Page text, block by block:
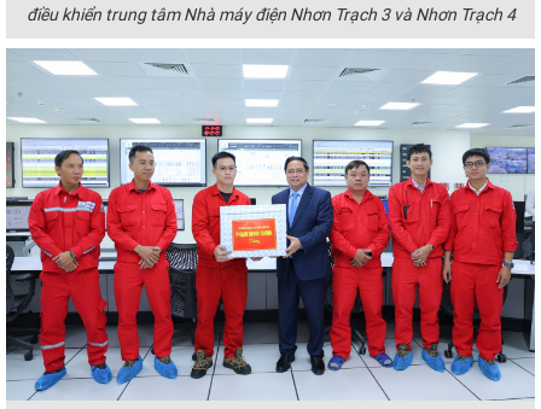
điều khiển trung tâm Nhà máy điện Nhơn Trạch 3 và Nhơn Trạch 4